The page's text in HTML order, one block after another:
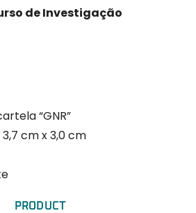
de Investigação
“GNR”
cm x 3,0 cm
PRODUCT